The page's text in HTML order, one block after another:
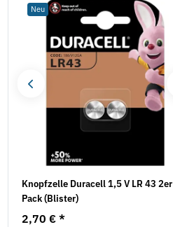
Neu
Knopfzelle Duracell 1,5 V LR 43 2er
Pack (Blister)
2,70 € *